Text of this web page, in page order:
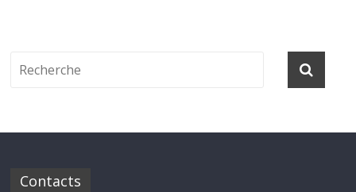
Contacts